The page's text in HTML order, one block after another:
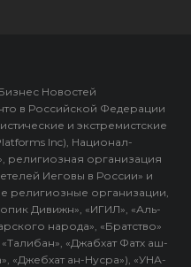
Новостей
в Российской Федерации
и экстремистские
Inc), Национал-
религиозная организация
Иеговы в России» и
религиозные организации,
Дивижн», «ИГИЛ», «Аль-
народа», «Братство»
«Джабхат Фатх аш-
«Джебхат ан-Нусра»), «УНА-